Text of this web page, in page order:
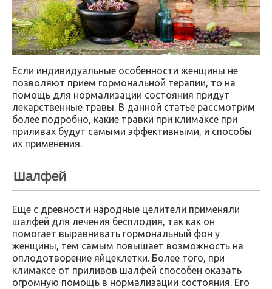
Если индивидуальные особенности женщины не
позволяют прием гормональной терапии, то на
помощь для нормализации состояния придут
лекарственные травы. В данной статье рассмотрим
более подробно, какие травки при климаксе при
приливах будут самыми эффективными, и способы
их применения.
Шалфей
Еще с древности народные целители применяли
шалфей для лечения бесплодия, так как он
помогает выравнивать гормональный фон у
женщины, тем самым повышает возможность на
оплодотворение яйцеклетки. Более того, при
климаксе от приливов шалфей способен оказать
огромную помощь в нормализации состояния. Его